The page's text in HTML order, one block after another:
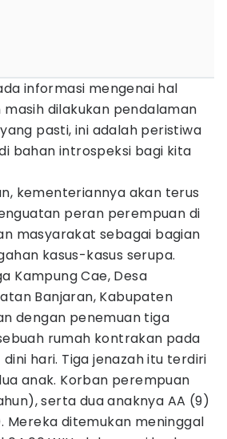
informasi mengenai hal
dilakukan pendalaman
pasti, ini adalah peristiwa
bahan introspeksi bagi kita
kementeriannya akan terus
peran perempuan di
masyarakat sebagai bagian
kasus-kasus serupa.
Kampung Cae, Desa
Banjaran, Kabupaten
dengan penemuan tiga
rumah kontrakan pada
hari. Tiga jenazah itu terdiri
anak. Korban perempuan
serta dua anaknya AA (9)
Mereka ditemukan meninggal